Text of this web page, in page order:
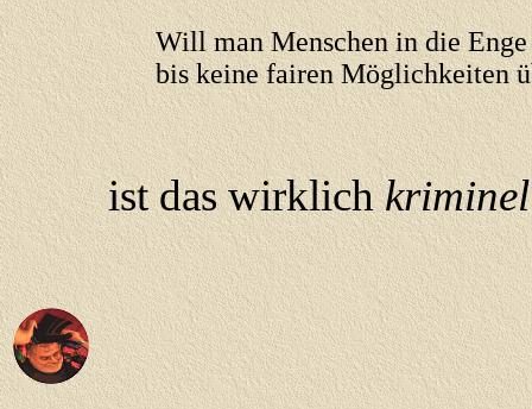
Will man Menschen in die
bis keine fairen
ist das wirklich